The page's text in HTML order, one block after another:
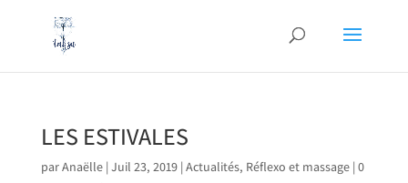
LES ESTIVALES
parAnaëlle| Juil 23, 2019| Actualités, Réflexo et massage| 0